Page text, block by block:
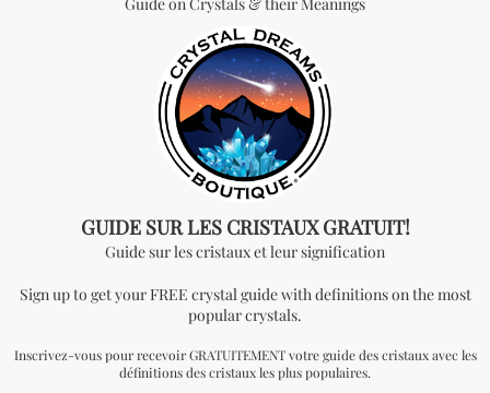
minimum à commander pour la vente en gros de
cet article est d’un kilogramme.
Vous cherchez quelque
chose de spécial? Jetez
un coup d'œil à nos
produits les plus
vendus!